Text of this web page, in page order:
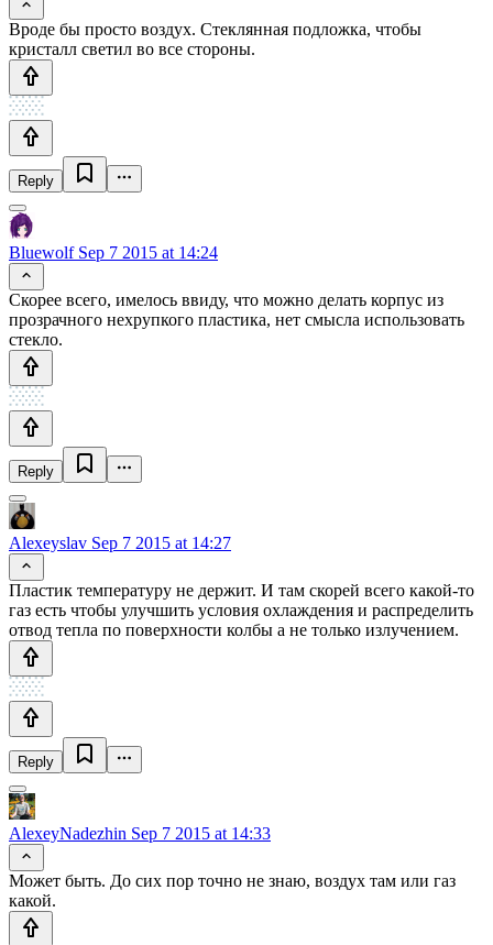
Вроде бы просто воздух. Стеклянная подложка, чтобы
кристалл светил во все стороны.
Reply
BluewolfSep 7 2015 at 14:24
Скорее всего, имелось ввиду, что можно делать корпус из
прозрачного нехрупкого пластика, нет смысла использовать
стекло.
Reply
Alexeyslav Sep 7 2015 at 14:27
Пластик температуру не держит. И там скорей всего какой-то
газ есть чтобы улучшить условия охлаждения и распределить
отвод тепла по поверхности колбы а не только излучением.
Reply
AlexeyNadezhin Sep 7 2015 at 14:33
Может быть. До сих пор точно не знаю, воздух там или газ
какой.